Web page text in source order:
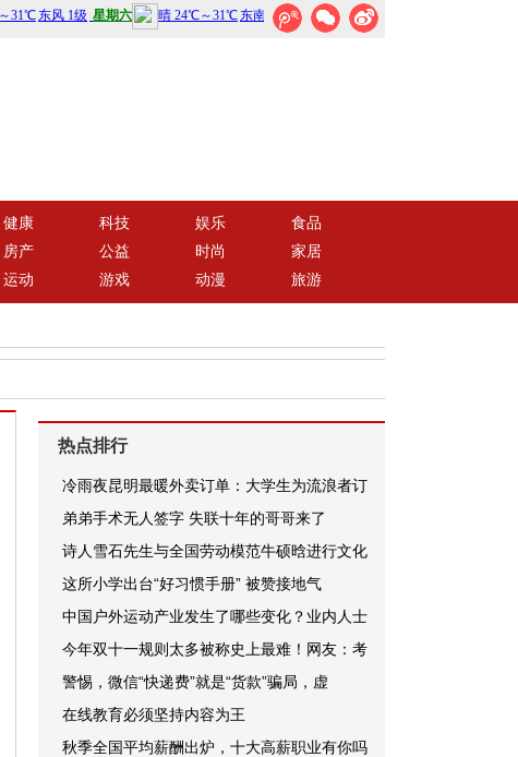
健康 科技 娱乐
食品
房产 公益 时尚
家居
运动 游戏 动漫 旅游
热点排行
冷雨夜昆明最暖外卖订单：大学生为流浪者订
弟弟手术无人签字 失联十年的哥哥来了
诗人雪石先生与全国劳动模范牛硕晗进行文化
这所小学出台“好习惯手册” 被赞接地气
中国户外运动产业发生了哪些变化？业内人士
今年双十一规则太多被称史上最难！网友：考
警惕，微信“快递费”就是“货款”骗局，虚
在线教育必须坚持内容为王
秋季全国平均薪酬出炉，十大高薪职业有你吗